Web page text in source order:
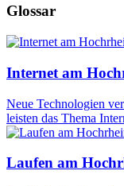
Glossar
Internet am
Neue Technologien
leisten das Thema
Laufen am